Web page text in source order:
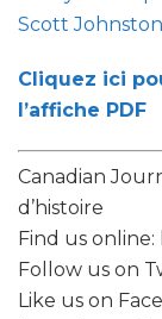
Scott Johnston
Cliquez ici
l’affiche PDF
Canadian
d’histoire
Find us
Follow us on
Like us on